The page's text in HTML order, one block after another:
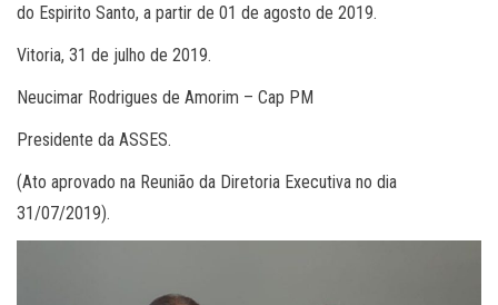
do Espirito Santo, a partir de 01 de agosto de 2019.
Vitoria, 31 de julho de 2019.
Neucimar Rodrigues de Amorim – Cap PM
Presidente da ASSES.
(Ato aprovado na Reunião da Diretoria Executiva no dia
31/07/2019).